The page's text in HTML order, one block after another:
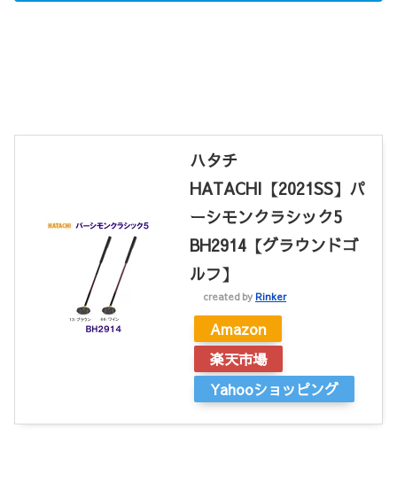
ハタチ
HATACHI【2021SS】パ
ーシモンクラシック5
BH2914【グラウンドゴ
ルフ】
created by Rinker
Amazon
楽天市場
Yahooショッピング